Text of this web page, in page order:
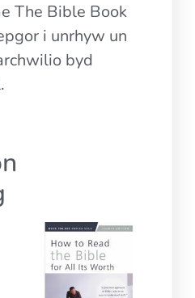
The Bible Book
i unrhyw un
byd